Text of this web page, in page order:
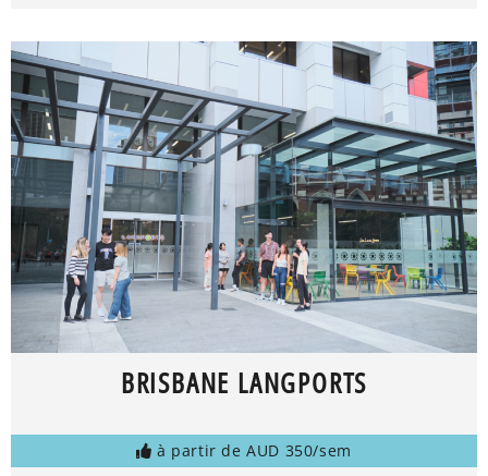
BRISBANE LANGPORTS
à partir de AUD 350/sem